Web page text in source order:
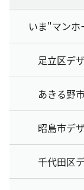
いま"マン
足立区デ
あきる野
昭島市デ
千代田区